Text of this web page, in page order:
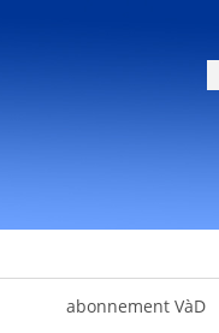
abonnement VàD